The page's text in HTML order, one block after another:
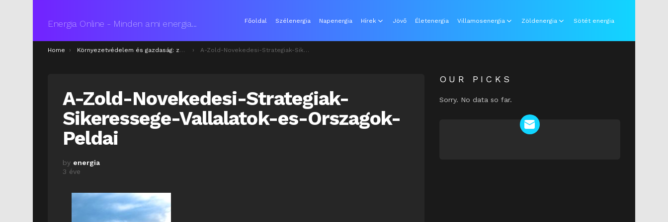
Energia Online - Minden ami energia... Főoldal Szélenergia Napenergia Hírek Jövő Életenergia Villamosenergia Zöldenergia Sötét energia
You are here:
Home Környezetvédelem és gazdaság: zöld növekedési stratégiák a fenntartható jövőért A-Zold-Novekedesi-Strategiak-Sikeressege-Vallalatok-es-Orszagok-Peldai
A-Zold-Novekedesi-Strategiak-
Sikeressege-Vallalatok-es-Orszagok-
Peldai
by energia
3 éve
OUR PICKS
Sorry. No data so far.